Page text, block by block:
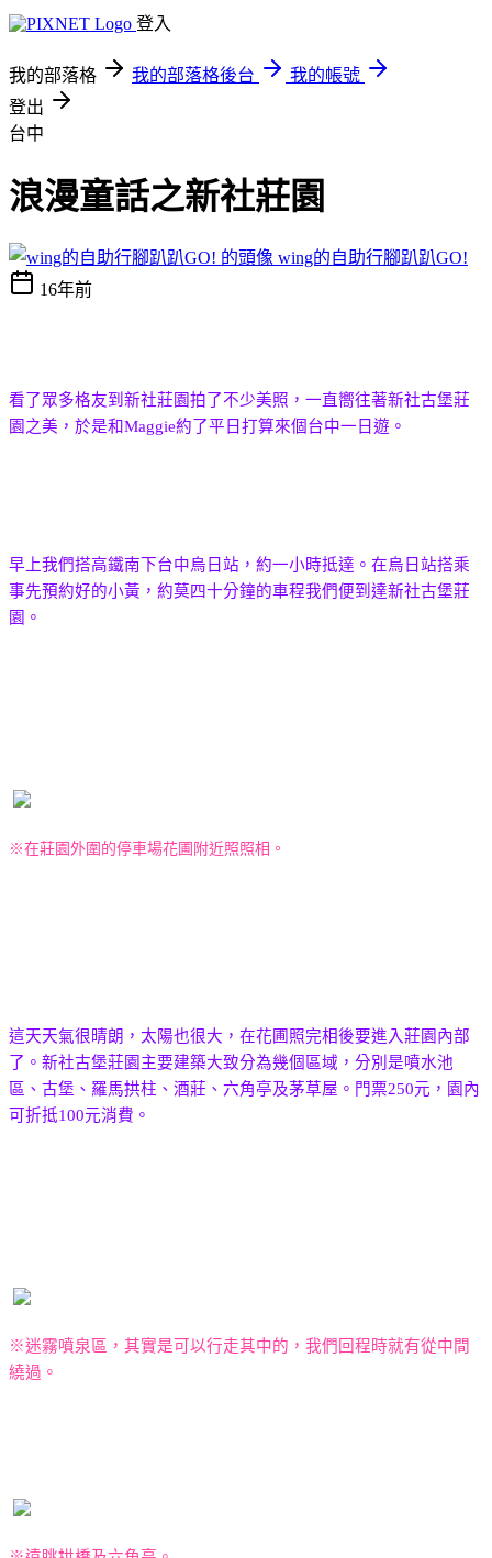
登入
我的部落格 我的部落格後台
我的帳號
登出
台中
浪漫童話之新社莊園
wing的自助行腳趴趴GO!
16年前
看了眾多格友到新社莊園拍了不少美照，一直嚮往著新社古堡莊
園之美，於是和Maggie約了平日打算來個台中一日遊。
早上我們搭高鐵南下台中烏日站，約一小時抵達。在烏日站搭乘
事先預約好的小黃，約莫四十分鐘的車程我們便到達新社古堡莊
園。
※在莊園外圍的停車場花圃附近照照相。
這天天氣很晴朗，太陽也很大，在花圃照完相後要進入莊園內部
了。新社古堡莊園主要建築大致分為幾個區域，分別是噴水池
區、古堡、羅馬拱柱、酒莊、六角亭及茅草屋。門票250元，園內
可折抵100元消費。
※迷霧噴泉區，其實是可以行走其中的，我們回程時就有從中間
繞過。